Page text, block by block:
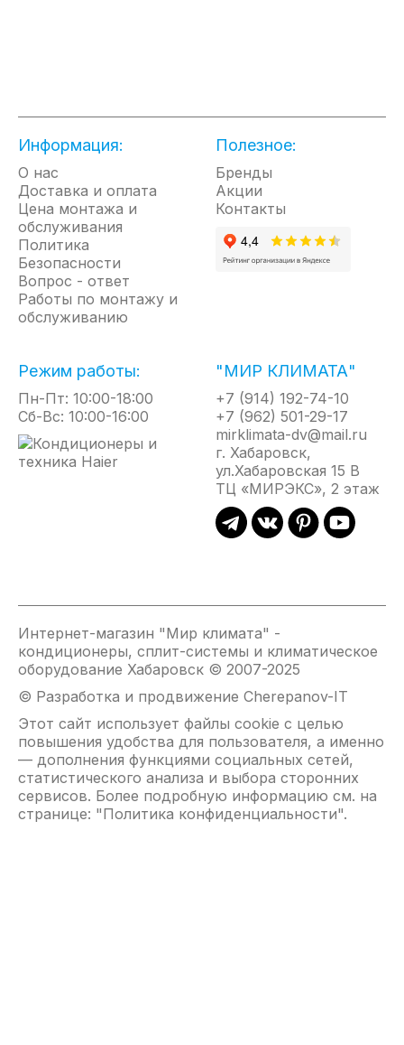
Информация:
О нас
Доставка и оплата
Цена монтажа и
обслуживания
Политика
Безопасности
Вопрос - ответ
Работы по монтажу и
обслуживанию
Полезное:
Бренды
Акции
Контакты
Режим работы:
Пн-Пт: 10:00-18:00
Сб-Вс: 10:00-16:00
"МИР КЛИМАТА"
+7 (914) 192-74-10
+7 (962) 501-29-17
mirklimata-dv@mail.ru
г. Хабаровск,
ул.Хабаровская 15 В
ТЦ «МИРЭКС», 2 этаж
Интернет-магазин "Мир климата" -
кондиционеры, сплит-системы и климатическое
оборудование Хабаровск © 2007-2025
© Разработка и продвижение Cherepanov-IT
Этот сайт использует файлы cookie с целью
повышения удобства для пользователя, а именно
— дополнения функциями социальных сетей,
статистического анализа и выбора сторонних
сервисов. Более подробную информацию см. на
странице: "Политика конфиденциальности".